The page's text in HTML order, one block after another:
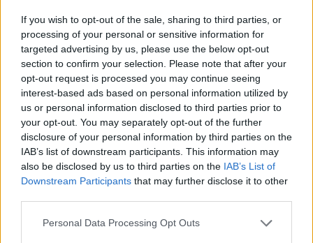
If you wish to opt-out of the sale, sharing to third parties, or
processing of your personal or sensitive information for
targeted advertising by us, please use the below opt-out
section to confirm your selection. Please note that after your
opt-out request is processed you may continue seeing
interest-based ads based on personal information utilized by
us or personal information disclosed to third parties prior to
your opt-out. You may separately opt-out of the further
disclosure of your personal information by third parties on the
IAB’s list of downstream participants. This information may
also be disclosed by us to third parties on the IAB’s List of
Downstream Participants that may further disclose it to other
Personal Data Processing Opt Outs
Νέα Πελοπόννησος: Ο «Μητσοτακισμός» διαλύει
την Αυτοδιοίκηση!
31.07.2026 12:48